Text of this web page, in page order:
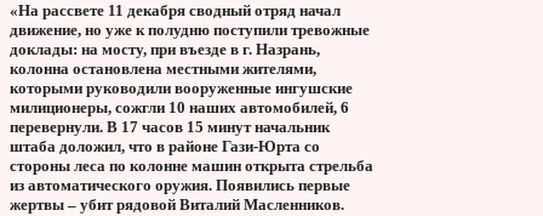
«На рассвете 11 декабря сводный отряд начал
движение, но уже к полудню поступили тревожные
доклады: на мосту, при въезде в г. Назрань,
колонна остановлена местными жителями,
которыми руководили вооруженные ингушские
милиционеры, сожгли 10 наших автомобилей, 6
перевернули. В 17 часов 15 минут начальник
штаба доложил, что в районе Гази-Юрта со
стороны леса по колонне машин открыта стрельба
из автоматического оружия. Появились первые
жертвы – убит рядовой Виталий Масленников.